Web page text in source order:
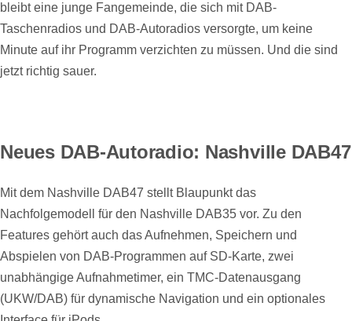
bleibt eine junge Fangemeinde, die sich mit DAB-
Taschenradios und DAB-Autoradios versorgte, um keine
Minute auf ihr Programm verzichten zu müssen. Und die sind
jetzt richtig sauer.
Neues DAB-Autoradio: Nashville DAB47
Mit dem Nashville DAB47 stellt Blaupunkt das
Nachfolgemodell für den Nashville DAB35 vor. Zu den
Features gehört auch das Aufnehmen, Speichern und
Abspielen von DAB-Programmen auf SD-Karte, zwei
unabhängige Aufnahmetimer, ein TMC-Datenausgang
(UKW/DAB) für dynamische Navigation und ein optionales